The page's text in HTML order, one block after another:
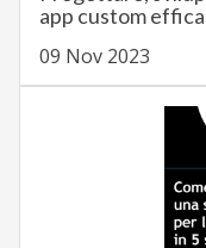
app custom
09 Nov 2023